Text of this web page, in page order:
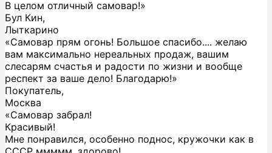
В целом отличный самовар!»
Бул Кин,
Лыткарино
«Самовар прям огонь! Большое спасибо.... желаю
вам максимально нереальных продаж, вашим
слесарям счастья и радости по жизни и вообще
респект за ваше дело! Благодарю!»
Покупатель,
Москва
«Самовар забрал!
Красивый!
Мне понравился, особенно поднос, кружочки как в